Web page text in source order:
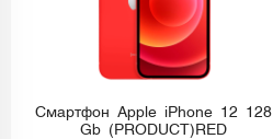
Смартфон Apple iPhone 12 128
Gb (PRODUCT)RED